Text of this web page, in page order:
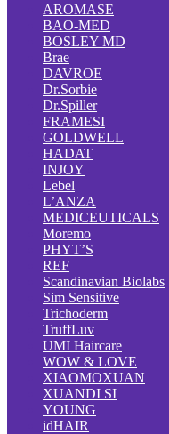
AROMASE
BAO-MED
BOSLEY MD
Brae
DAVROE
Dr.Sorbie
Dr.Spiller
FRAMESI
GOLDWELL
HADAT
INJOY
Lebel
L’ANZA
MEDICEUTICALS
Moremo
PHYT’S
REF
Scandinavian Biolabs
Sim Sensitive
Trichoderm
TruffLuv
UMI Haircare
WOW & LOVE
XIAOMOXUAN
XUANDI SI
YOUNG
idHAIR